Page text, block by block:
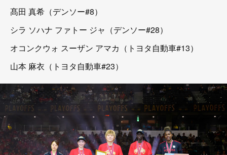
髙田 真希（デンソー#8）
シラ ソハナ ファトー ジャ（デンソー#28）
オコンクウォ スーザン アマカ（トヨタ自動車#13）
山本 麻衣（トヨタ自動車#23）